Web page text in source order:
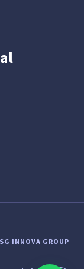
INNOVA GROUP